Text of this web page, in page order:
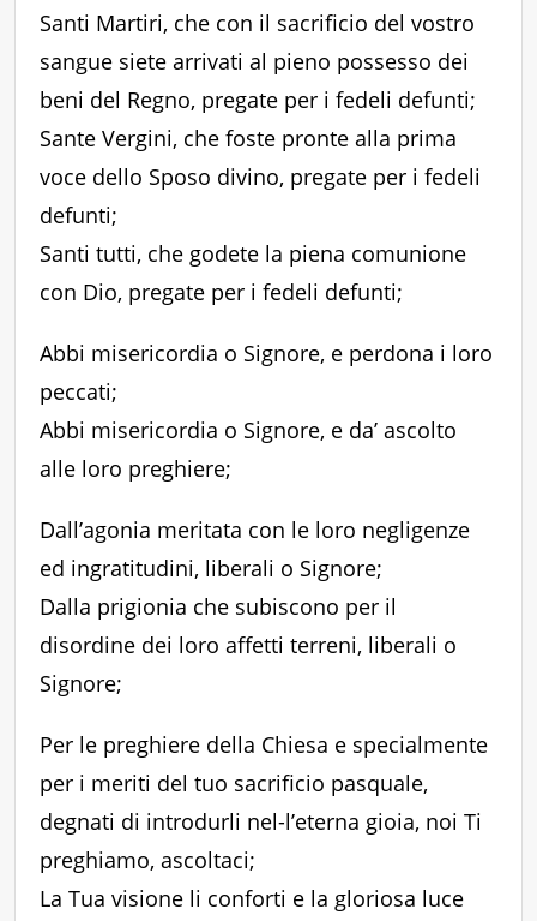
Santi Martiri, che con il sacrificio del vostro
sangue siete arrivati al pieno possesso dei
beni del Regno, pregate per i fedeli defunti;
Sante Vergini, che foste pronte alla prima
voce dello Sposo divino, pregate per i fedeli
defunti;
Santi tutti, che godete la piena comunione
con Dio, pregate per i fedeli defunti;
Abbi misericordia o Signore, e perdona i loro
peccati;
Abbi misericordia o Signore, e da’ ascolto
alle loro preghiere;
Dall’agonia meritata con le loro negligenze
ed ingratitudini, liberali o Signore;
Dalla prigionia che subiscono per il
disordine dei loro affetti terreni, liberali o
Signore;
Per le preghiere della Chiesa e specialmente
per i meriti del tuo sacrificio pasquale,
degnati di introdurli nel-l’eterna gioia, noi Ti
preghiamo, ascoltaci;
La Tua visione li conforti e la gloriosa luce